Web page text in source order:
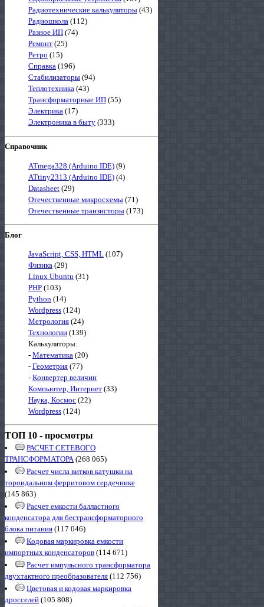
Радиотехнические калькуляторы (43)
Радиошкола (112)
Разное ИП (74)
Ремонт (25)
Ретро (15)
Справка (196)
Стабилизаторы (94)
Теплотехника (43)
Трансформаторные ИП (55)
Электрика (17)
Электроника в быту (333)
Справочник
ATmega328 (Arduino IDE) (9)
ATtiny2313 (Arduino IDE) (4)
Datasheet (29)
Отечественные микросхемы (71)
Отечественные транзисторы (173)
Блог
JavaScript, CSS, HTML (107)
Физика (29)
Linux Ubuntu (31)
PHP (103)
Python (14)
Wordpress (124)
Метрология (24)
Технологии (139)
Калькуляторы:
- Математика (20)
- Геометрия (77)
- Конвертер величин
Компьютер, Интернет (33)
Наука, Космос (22)
Wordpress (124)
ТОП 10 - просмотры
РАСЧЕТ СЕТЕВОГО
ТРАНСФОРМАТОРА(268 065)
Расчет числа витков катушки на
тороидальном ферритовом сердечнике
(145 863)
Расчет емкости балластного
конденсатора для бестрансформаторного
блока питания (117 046)
Кодовая маркировка емкости
импортных конденсаторов (114 671)
Расчет импульсного трансформатора
двухтактного преобразователя (112 756)
Цветовая и кодовая маркировка
дросселей (105 808)